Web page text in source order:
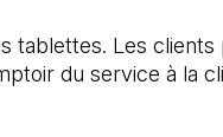
tablettes. Les clients
du service à la